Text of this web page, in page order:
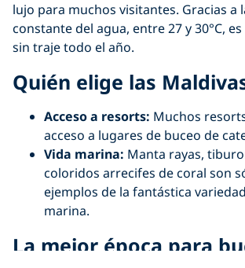
lujo para muchos visitantes. Gracias a
constante del agua, entre 27 y 30°C,
sin traje todo el año.
Quién elige las
Acceso a resorts: Muchos
acceso a lugares de buceo de
Vida marina: Manta rayas,
coloridos arrecifes de coral son
ejemplos de la fantástica
marina.
La mejor época para